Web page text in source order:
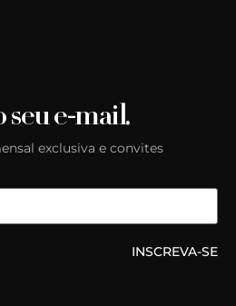
seu e-mail.
exclusiva e convites
INSCREVA-SE